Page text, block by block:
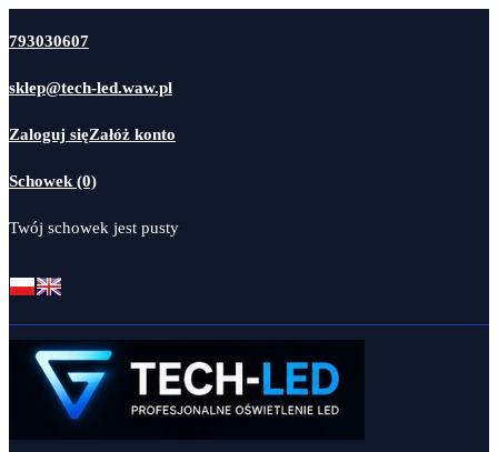
793030607
sklep@tech-led.waw.pl
Zaloguj sięZałóż konto
Schowek (0)
Twój schowek jest pusty